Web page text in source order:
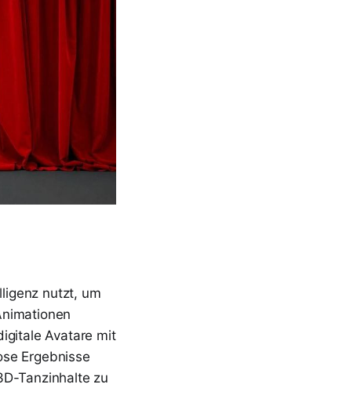
nutzt, um
Avatare mit
Ergebnisse
Tanzinhalte zu